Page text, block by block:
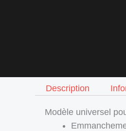
Description
Modèle universel